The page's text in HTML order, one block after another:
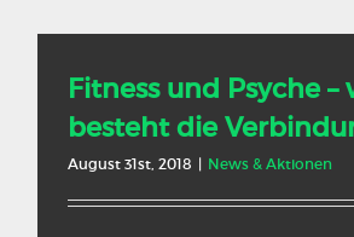
Fitness und Psyche –
besteht die
August 31st, 2018 | News & Aktionen